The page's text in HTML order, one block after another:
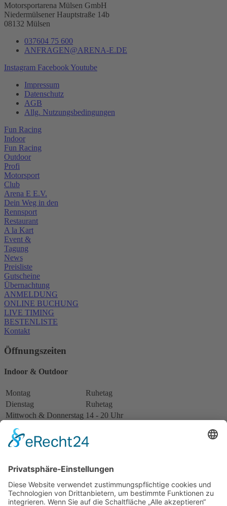
Motorsportarena Mülsen GmbH
Niedermülsener Hauptstraße 14b
08132 Mülsen
037604 75 600
ANFRAGEN@ARENA-E.DE
Instagram Facebook Youtube
Impressum
Datenschutz
AGB
Allg. Nutzungsbedingungen
Fun Racing
Indoor
Fun Racing
Outdoor
Profi
Motorsport
Club
Arena E E.V.
Dein Weg in den
Rennsport
Restaurant
A la Kart
Event &
Tagung
News
Preisliste
Gutscheine
Übernachtung
ANMELDUNG
ONLINE BUCHUNG
LIVE TIMING
BESTENLISTE
Kontakt
Öffnungszeiten
Indoor & Outdoor
Montag
Ruhetag
Dienstag
Ruhetag
Mittwoch & Donnerstag 14 - 20 Uhr
Freitag
Samstag
10 - 20 Uhr
Sonntag
10 - 20 Uhr
Restaurant
Montag
Ruhetag
Dienstag
Ruhetag